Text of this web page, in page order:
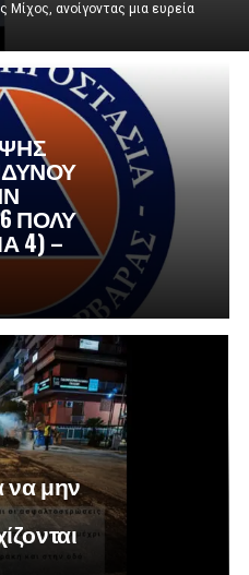
ανοίγοντας μια ευρεία
ΠΟΛΥ
4) –
να μην